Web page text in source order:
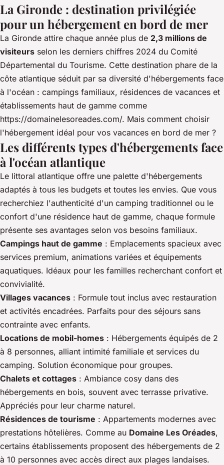
La Gironde : destination privilégiée
pour un hébergement en bord de mer
La Gironde attire chaque année plus de 2,3 millions de
visiteurs selon les derniers chiffres 2024 du Comité
Départemental du Tourisme. Cette destination phare de la
côte atlantique séduit par sa diversité d'hébergements face
à l'océan : campings familiaux, résidences de vacances et
établissements haut de gamme comme
https://domainelesoreades.com/. Mais comment choisir
l'hébergement idéal pour vos vacances en bord de mer ?
Les différents types d'hébergements face
à l'océan atlantique
Le littoral atlantique offre une palette d'hébergements
adaptés à tous les budgets et toutes les envies. Que vous
recherchiez l'authenticité d'un camping traditionnel ou le
confort d'une résidence haut de gamme, chaque formule
présente ses avantages selon vos besoins familiaux.
Campings haut de gamme : Emplacements spacieux avec
services premium, animations variées et équipements
aquatiques. Idéaux pour les familles recherchant confort et
convivialité.
Villages vacances : Formule tout inclus avec restauration
et activités encadrées. Parfaits pour des séjours sans
contrainte avec enfants.
Locations de mobil-homes : Hébergements équipés de 2
à 8 personnes, alliant intimité familiale et services du
camping. Solution économique pour groupes.
Chalets et cottages : Ambiance cosy dans des
hébergements en bois, souvent avec terrasse privative.
Appréciés pour leur charme naturel.
Résidences de tourisme : Appartements modernes avec
prestations hôtelières. Comme au Domaine Les Oréades,
certains établissements proposent des hébergements de 2
à 10 personnes avec accès direct aux plages landaises.